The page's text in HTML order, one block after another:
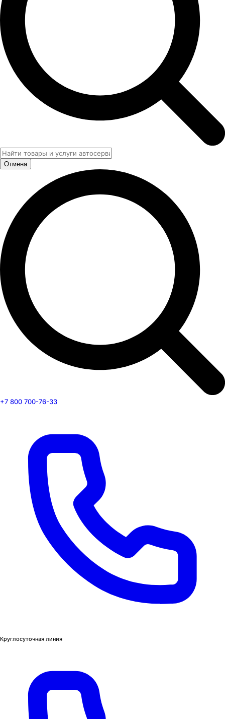
Отмена
+7 800 700-76-33
Круглосуточная линия